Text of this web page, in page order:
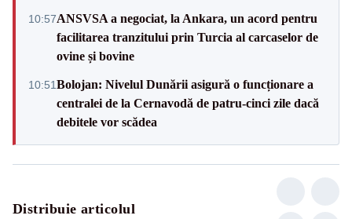
10:57ANSVSA a negociat, la Ankara, un acord pentru
facilitarea tranzitului prin Turcia al carcaselor de
ovine și bovine
10:51Bolojan: Nivelul Dunării asigură o funcționare a
centralei de la Cernavodă de patru-cinci zile dacă
debitele vor scădea
Distribuie articolul